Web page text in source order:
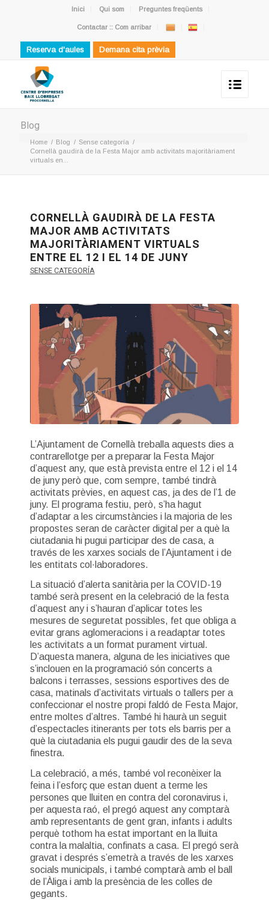
Inici Qui som Preguntes freqüents
Contactar :: Com arribar
Reserva d'aules Demana cita prèvia
Blog
Home / Blog / Sense categoría /
Cornellà gaudirà de la Festa Major amb activitats majoritàriament
virtuals en...
CORNELLÀ GAUDIRÀ DE LA FESTA
MAJOR AMB ACTIVITATS
MAJORITÀRIAMENT VIRTUALS
ENTRE EL 12 I EL 14 DE JUNY
SENSE CATEGORÍA
L’Ajuntament de Cornellà treballa aquests dies a
contrarellotge per a preparar la Festa Major
d’aquest any, que està prevista entre el 12 i el 14
de juny però que, com sempre, també tindrà
activitats prèvies, en aquest cas, ja des de l’1 de
juny. El programa festiu, però, s’ha hagut
d’adaptar a les circumstàncies i la majoria de les
propostes seran de caràcter digital per a què la
ciutadania hi pugui participar des de casa, a
través de les xarxes socials de l’Ajuntament i de
les entitats col·laboradores.
La situació d’alerta sanitària per la COVID-19
també serà present en la celebració de la festa
d’aquest any i s’hauran d’aplicar totes les
mesures de seguretat possibles, fet que obliga a
evitar grans aglomeracions i a readaptar totes
les activitats a un format purament virtual.
D’aquesta manera, alguna de les iniciatives que
s’inclouen en la programació són concerts a
balcons i terrasses, sessions esportives des de
casa, matinals d’activitats virtuals o tallers per a
confeccionar el nostre propi faldó de Festa Major,
entre moltes d’altres. També hi haurà un seguit
d’espectacles itinerants per tots els barris per a
què la ciutadania els pugui gaudir des de la seva
finestra.
La celebració, a més, també vol reconèixer la
feina i l’esforç que estan duent a terme les
persones que lluiten en contra del coronavirus i,
per aquesta raó, el pregó aquest any comptarà
amb representants de gent gran, infants i adults
perquè tothom ha estat important en la lluita
contra la malaltia, confinats a casa. El pregó serà
gravat i després s’emetrà a través de les xarxes
socials municipals, i també comptarà amb el ball
de l’Àliga i amb la presència de les colles de
gegants.